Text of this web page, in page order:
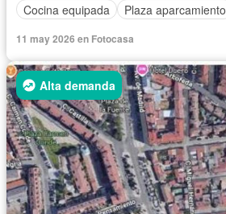
Cocina equipada
Plaza aparcamiento
11 may 2026 en Fotocasa
Alta demanda